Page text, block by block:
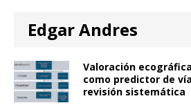
Edgar Andres
Valoración
como predictor de
revisión sistemática